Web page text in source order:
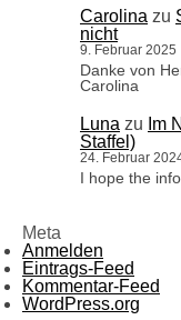
Carolina zu
nicht
9. Februar 2025
Danke von
Carolina
Luna zu Im
Staffel)
24. Februar
I hope the
Meta
Anmelden
Eintrags-Feed
Kommentar-Feed
WordPress.org